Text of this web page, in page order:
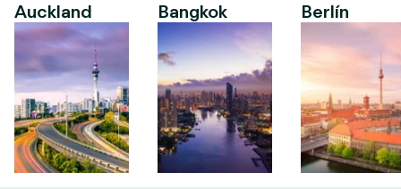
Auckland Bangkok Berlín